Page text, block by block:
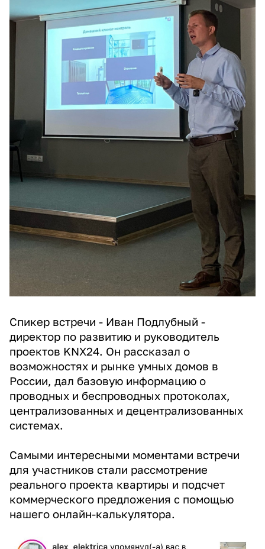
Спикер встречи - Иван Подлубный -
директор по развитию и руководитель
проектов KNX24. Он рассказал о
возможностях и рынке умных домов в
России, дал базовую информацию о
проводных и беспроводных протоколах,
централизованных и децентрализованных
системах.
Самыми интересными моментами встречи
для участников стали рассмотрение
реального проекта квартиры и подсчет
коммерческого предложения с помощью
нашего онлайн-калькулятора.